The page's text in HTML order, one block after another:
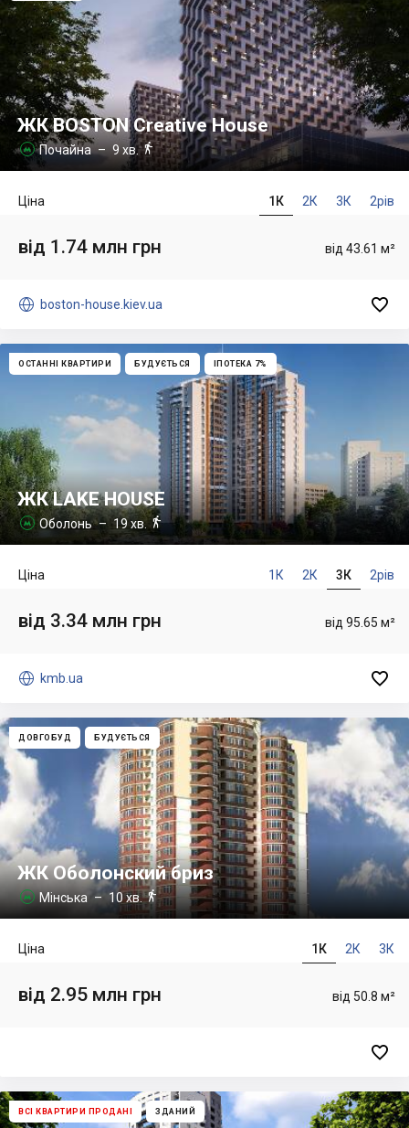
ЖК BOSTON Creative House
 Почайна– 9 хв.
1К 2К 3К 2рів
Ціна
від 43.61 м²
від 1.74 млн грн
 boston-house.kiev.ua 
ОСТАННІ КВАРТИРИ БУДУЄТЬСЯ ІПОТЕКА 7%
ЖК LAKE HOUSE
 Оболонь– 19 хв. 
1К 2К 3К 2рів
Ціна
від 95.65 м²
від 3.34 млн грн
 kmb.ua 
ДОВГОБУД БУДУЄТЬСЯ
ЖК Оболонский бриз
 Мінська– 10 хв.
1К 2К 3К
Ціна
від 50.8 м²
від 2.95 млн грн

ВСІ КВАРТИРИ ПРОДАНІ ЗДАНИЙ